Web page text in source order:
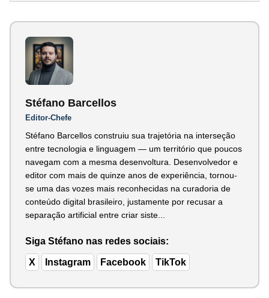
Stéfano Barcellos
Editor-Chefe
Stéfano Barcellos construiu sua trajetória na interseção
entre tecnologia e linguagem — um território que poucos
navegam com a mesma desenvoltura. Desenvolvedor e
editor com mais de quinze anos de experiência, tornou-
se uma das vozes mais reconhecidas na curadoria de
conteúdo digital brasileiro, justamente por recusar a
separação artificial entre criar siste...
Siga Stéfano nas redes sociais:
X Instagram Facebook TikTok